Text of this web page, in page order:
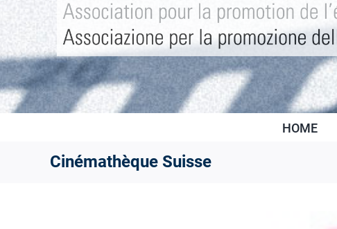
HOME
Cinémathèque Suisse